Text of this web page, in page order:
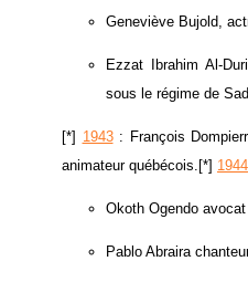
Geneviève Bujold,
Ezzat Ibrahim Al-
sous le régime de
[*] 1943: François
animateur québécois.[*] 1944
Okoth Ogendo
Pablo Abraira